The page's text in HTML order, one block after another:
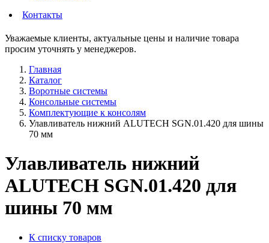
Контакты
Уважаемые клиенты, актуальные цены и наличие товара
просим уточнять у менеджеров.
Главная
Каталог
Воротные системы
Консольные системы
Комплектующие к консолям
Улавливатель нижний ALUTECH SGN.01.420 для шины
70 мм
Улавливатель нижний
ALUTECH SGN.01.420 для
шины 70 мм
К списку товаров